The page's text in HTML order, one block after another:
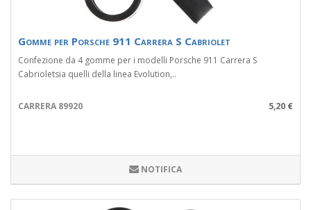
Gomme per Porsche 911 Carrera S Cabriolet
Confezione da 4 gomme per i modelli Porsche 911 Carrera S
Cabrioletsia quelli della linea Evolution,..
CARRERA 89920 5,20 €
NOTIFICA